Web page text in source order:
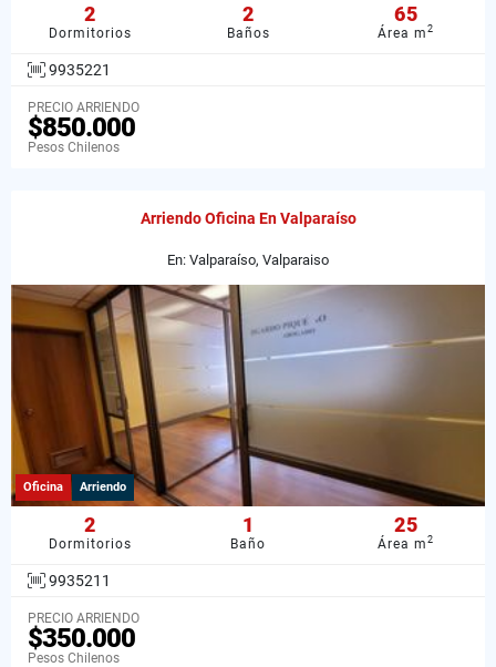
2
Dormitorios
2
Baños
65
Área m2
9935221
PRECIO ARRIENDO
$850.000
Pesos Chilenos
Arriendo Oficina En Valparaíso
En: Valparaíso, Valparaiso
Oficina Arriendo
2
Dormitorios
1
Baño
25
Área m2
9935211
PRECIO ARRIENDO
$350.000
Pesos Chilenos